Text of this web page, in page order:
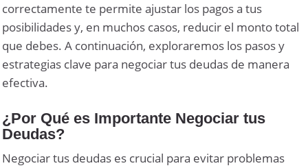
correctamente te permite ajustar los pagos a tus
posibilidades y, en muchos casos, reducir el monto total
que debes. A continuación, exploraremos los pasos y
estrategias clave para negociar tus deudas de manera
efectiva.
¿Por Qué es Importante Negociar tus
Deudas?
Negociar tus deudas es crucial para evitar problemas